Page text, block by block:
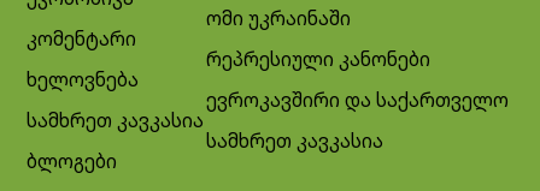
კომენტარი
ხელოვნება
სამხრეთ კავკასია
ბლოგები
ომი უკრაინაში
რეპრესიული კანონები
ევროკავშირი და საქართველო
სამხრეთ კავკასია